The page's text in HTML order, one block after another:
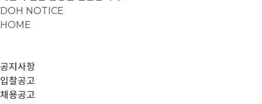
DOH NOTICE
HOME
공지사항
입찰공고
채용공고